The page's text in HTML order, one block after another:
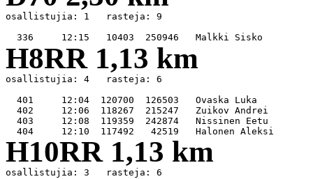
osallistujia: 1   rasteja: 9
H8RR 1,13 km
osallistujia: 4   rasteja: 6
401     12:04  120700  126503
402     12:06  118267  215247
403     12:08  119359  242874
H10RR 1,13 km
osallistujia: 3   rasteja: 6